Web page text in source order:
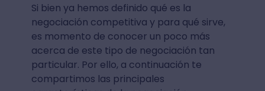
Si bien ya hemos definido qué es la
negociación competitiva y para qué sirve,
es momento de conocer un poco más
acerca de este tipo de negociación tan
particular. Por ello, a continuación te
compartimos las principales